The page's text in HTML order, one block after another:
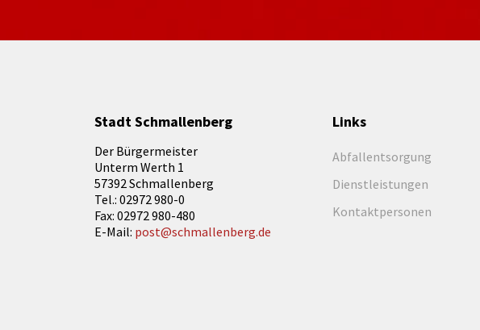
Stadt Schmallenberg
Der Bürgermeister
Unterm Werth 1
57392 Schmallenberg
Tel.: 02972 980-0
Fax: 02972 980-480
E-Mail: post@schmallenberg.de
Links
Abfallentsorgung
Dienstleistungen
Kontaktpersonen